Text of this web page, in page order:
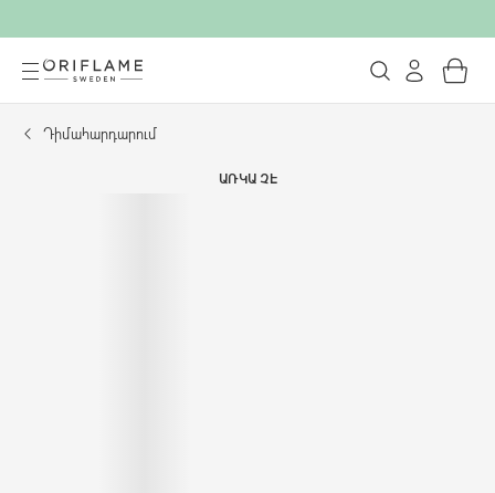
Դիմահարդարում
ԱՌԿԱ ՉԷ